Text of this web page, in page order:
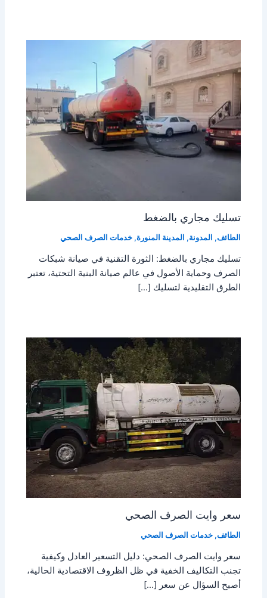
تسليك مجاري بالضغط
الطائف, المدونة, المدينة المنورة,خدمات الصرف الصحي
تسليك مجاري بالضغط: الثورة التقنية في صيانة شبكات
الصرف وحماية الأصول في عالم صيانة البنية التحتية، تعتبر
الطرق التقليدية لتسليك […]
سعر وايت الصرف الصحي
الطائف,خدمات الصرف الصحي
سعر وايت الصرف الصحي: دليل التسعير العادل وكيفية
تجنب التكاليف الخفية في ظل الظروف الاقتصادية الحالية،
أصبح السؤال عن سعر […]